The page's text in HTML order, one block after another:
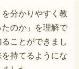
分かりやすく教
のか」を理解で
ことができまし
持てるようにな